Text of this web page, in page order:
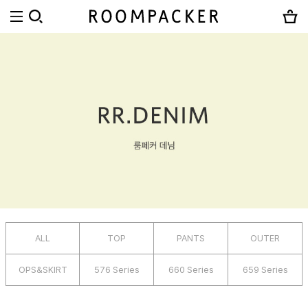
ALL TOP PANTS OUTER
OPS&SKIRT 576 Series 660 Series 659 Series